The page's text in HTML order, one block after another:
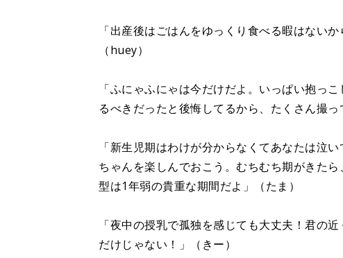
「出産後はごはんをゆっくり食べる暇はない
（huey）
「ふにゃふにゃは今だけだよ。いっぱい抱っ
るべきだったと後悔してるから、たくさん撮っ
「新生児期はわけが分からなくてあなたは泣
ちゃんを楽しんでおこう。むちむち期がきた
型は1年弱の貴重な期間だよ」（たま）
「夜中の授乳で孤独を感じても大丈夫！君
だけじゃない！」（きー）